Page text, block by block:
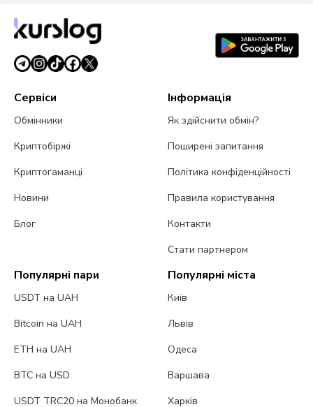
Сервіси
Обмінники
Криптобіржі
Криптогаманці
Новини
Блог
Інформація
Як здійснити обмін?
Поширені запитання
Політика конфіденційності
Правила користування
Контакти
Стати партнером
Популярні пари
USDT на UAH
Bitcoin на UAH
ETH на UAH
BTC на USD
USDT TRC20 на Монобанк
Популярні міста
Київ
Львів
Одеса
Варшава
Харків